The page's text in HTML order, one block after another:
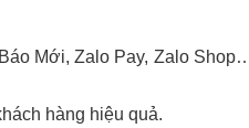
Mới, Zalo Pay, Zalo
hàng hiệu quả.